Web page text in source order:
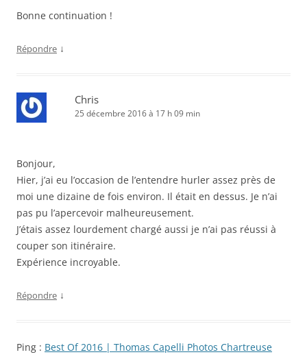
Bonne continuation !
Répondre ↓
Chris
25 décembre 2016 à 17 h 09 min
Bonjour,
Hier, j’ai eu l’occasion de l’entendre hurler assez près de
moi une dizaine de fois environ. Il était en dessus. Je n’ai
pas pu l’apercevoir malheureusement.
J’étais assez lourdement chargé aussi je n’ai pas réussi à
couper son itinéraire.
Expérience incroyable.
Répondre ↓
Ping : Best Of 2016 | Thomas Capelli Photos Chartreuse